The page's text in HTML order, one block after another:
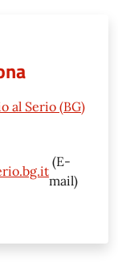
al Serio (BG)
(E-
mail)